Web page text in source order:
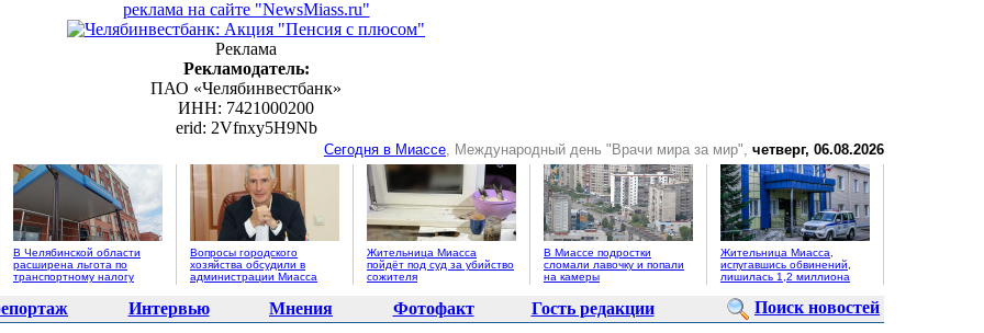
реклама на сайте "NewsMiass.ru"
Реклама
Рекламодатель:
ПАО «Челябинвестбанк»
ИНН: 7421000200
erid: 2Vfnxy5H9Nb
Сегодня в Миассе, Международный день "Врачи мира за мир", четверг, 06.08.2026
В Челябинской области
расширена льгота по
транспортному налогу
Вопросы городского
хозяйства обсудили в
администрации Миасса
Жительница Миасса
пойдёт под суд за убийство
сожителя
В Миассе подростки
сломали лавочку и попали
на камеры
Жительница Миасса,
испугавшись обвинений,
лишилась 1,2 миллиона
Интервью Мнения Фотофакт Гость редакции Поиск новостей